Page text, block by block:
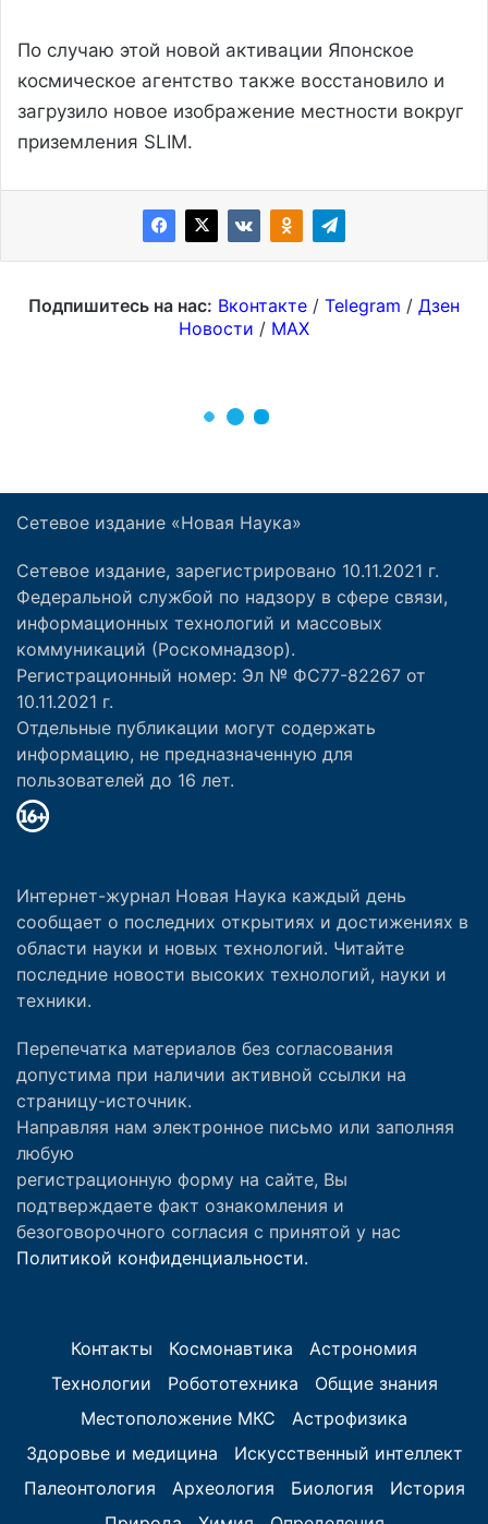
Сетевое издание «Новая Наука»
Сетевое издание, зарегистрировано 10.11.2021 г.
Федеральной службой по надзору в сфере связи,
информационных технологий и массовых
коммуникаций (Роскомнадзор).
Регистрационный номер: Эл № ФС77-82267 от
10.11.2021 г.
Отдельные публикации могут содержать
информацию, не предназначенную для
пользователей до 16 лет.
Интернет-журнал Новая Наука каждый день
сообщает о последних открытиях и достижениях в
области науки и новых технологий. Читайте
последние новости высоких технологий, науки и
техники.
Перепечатка материалов без согласования
допустима при наличии активной ссылки на
страницу-источник.
Направляя нам электронное письмо или заполняя
любую
регистрационную форму на сайте, Вы
подтверждаете факт ознакомления и
безоговорочного согласия с принятой у нас
Политикой конфиденциальности.
Контакты Космонавтика
Астрономия
Технологии
Робототехника
Общие знания
Местоположение МКС
Астрофизика
Здоровье и медицина
Искусственный интеллект
Палеонтология
Археология Биология
История